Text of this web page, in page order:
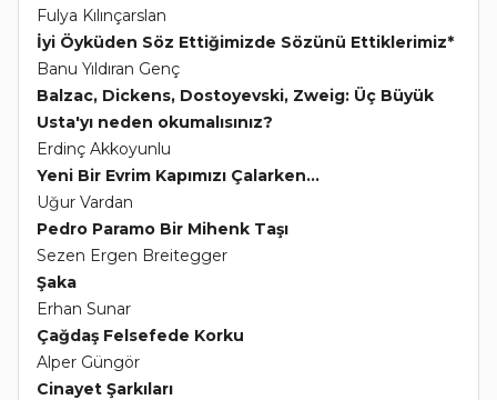
Fulya Kılınçarslan
İyi Öyküden Söz Ettiğimizde Sözünü Ettiklerimiz*
Banu Yıldıran Genç
Balzac, Dickens, Dostoyevski, Zweig: Üç Büyük
Usta'yı neden okumalısınız?
Erdinç Akkoyunlu
Yeni Bir Evrim Kapımızı Çalarken...
Uğur Vardan
Pedro Paramo Bir Mihenk Taşı
Sezen Ergen Breitegger
Şaka
Erhan Sunar
Çağdaş Felsefede Korku
Alper Güngör
Cinayet Şarkıları